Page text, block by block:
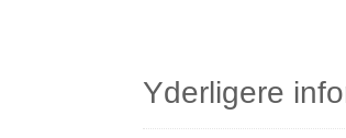
Yderligere